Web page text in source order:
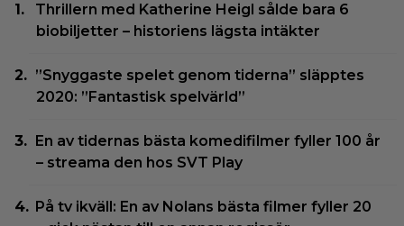
Thrillern med Katherine Heigl sålde bara 6
biobiljetter – historiens lägsta intäkter
”Snyggaste spelet genom tiderna” släpptes
2020: ”Fantastisk spelvärld”
En av tidernas bästa komedifilmer fyller 100 år
– streama den hos SVT Play
På tv ikväll: En av Nolans bästa filmer fyller 20